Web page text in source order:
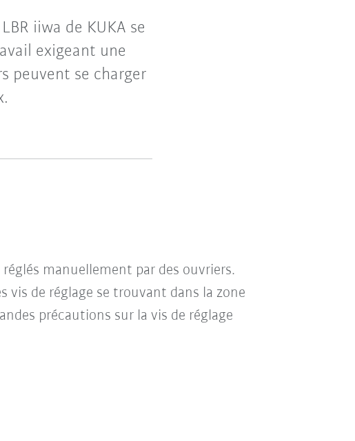
iiwa de KUKA se
exigeant une
peuvent se charger
manuellement par des ouvriers.
vis de réglage se trouvant dans la zone
précautions sur la vis de réglage